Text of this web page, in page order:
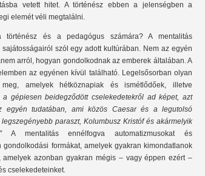
vetett hitet. A történész ebben a jelenségben a
elemét véli megtalálni.
és a pedagógus számára? A mentalitás
szól egy adott kultúrában. Nem az egyén
arról, hogyan gondolkodnak az emberek általában. A
az egyénen kívül található. Legelsősorban olyan
meg, amelyek hétköznapiak és ismétlődőek, illetve
a gépiesen beidegződött cselekedetekről ad képet, azt
egyén tudatában, ami közös Caesar és a legutolsó
paraszt, Kolumbusz Kristóf és akármelyik
A mentalitás ennélfogva automatizmusokat és
gondolkodási formákat, amelyek gyakran kimondatlanok
amelyek azonban gyakran mégis – vagy éppen ezért –
cselekedeteinket.